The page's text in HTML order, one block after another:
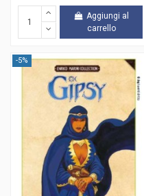
Aggiungi al
carrello
-5%